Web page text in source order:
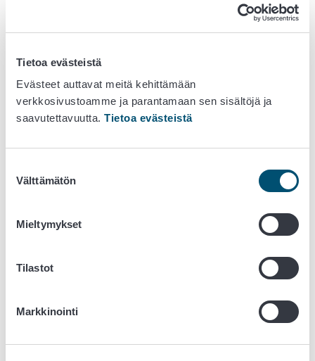
Tietoa evästeistä
Evästeet auttavat meitä kehittämään
verkkosivustoamme ja parantamaan sen sisältöjä ja
saavutettavuutta. Tietoa evästeistä
valinta
Välttämätön
Mieltymykset
Tilastot
Markkinointi